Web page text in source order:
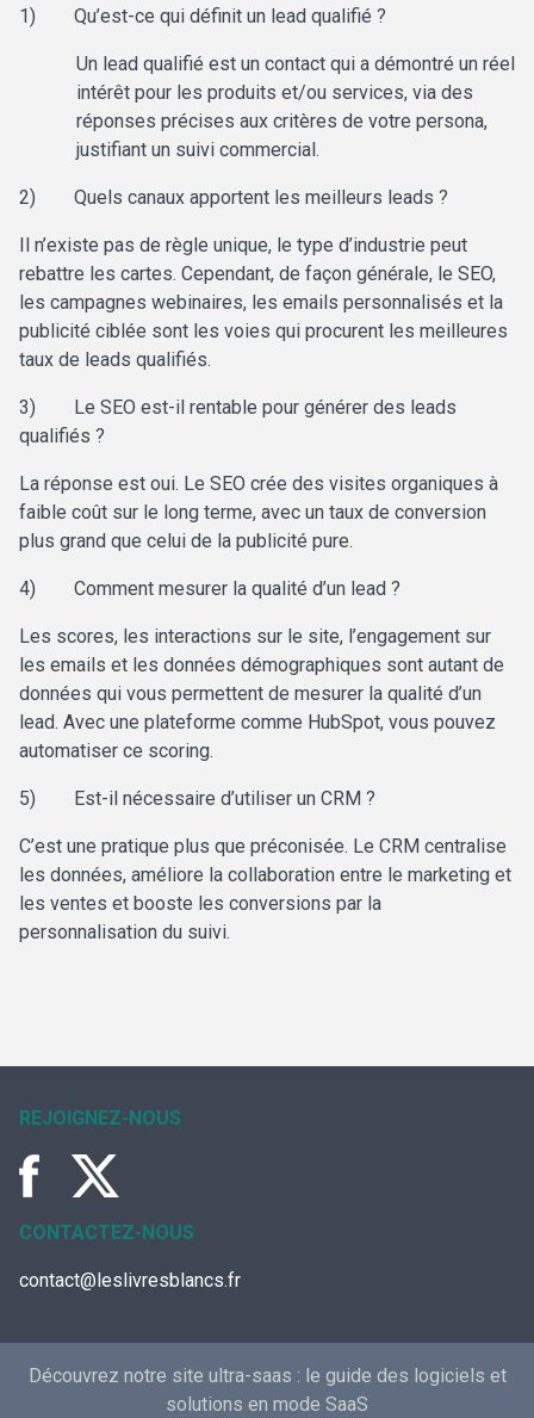
1) Qu’est-ce qui définit un lead qualifié ?
Un lead qualifié est un contact qui a démontré un réel
intérêt pour les produits et/ou services, via des
réponses précises aux critères de votre persona,
justifiant un suivi commercial.
2) Quels canaux apportent les meilleurs leads ?
Il n’existe pas de règle unique, le type d’industrie peut
rebattre les cartes. Cependant, de façon générale, le SEO,
les campagnes webinaires, les emails personnalisés et la
publicité ciblée sont les voies qui procurent les meilleures
taux de leads qualifiés.
3) Le SEO est-il rentable pour générer des leads
qualifiés ?
La réponse est oui. Le SEO crée des visites organiques à
faible coût sur le long terme, avec un taux de conversion
plus grand que celui de la publicité pure.
4) Comment mesurer la qualité d’un lead ?
Les scores, les interactions sur le site, l’engagement sur
les emails et les données démographiques sont autant de
données qui vous permettent de mesurer la qualité d’un
lead. Avec une plateforme comme HubSpot, vous pouvez
automatiser ce scoring.
5) Est-il nécessaire d’utiliser un CRM ?
C’est une pratique plus que préconisée. Le CRM centralise
les données, améliore la collaboration entre le marketing et
les ventes et booste les conversions par la
personnalisation du suivi.
REJOIGNEZ-NOUS
CONTACTEZ-NOUS
contact@leslivresblancs.fr
Découvrez notre site ultra-saas : le guide des logiciels et
solutions en mode SaaS